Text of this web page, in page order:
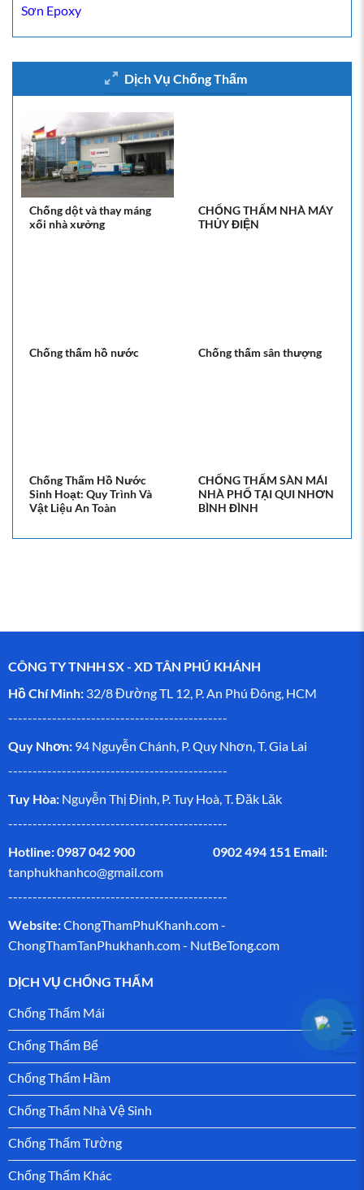
☰
Sơn Epoxy
Dịch Vụ Chống Thấm
Chống dột và thay máng
xối nhà xưởng
CHỐNG THẤM NHÀ MÁY
THỦY ĐIỆN
Chống thấm hồ nước Chống thấm sân thượng
Chống Thấm Hồ Nước
Sinh Hoạt: Quy Trình Và
Vật Liệu An Toàn
CHỐNG THẤM SÀN MÁI
NHÀ PHỐ TẠI QUI NHƠN
BÌNH ĐÌNH
CÔNG TY TNHH SX - XD TÂN PHÚ KHÁNH
Hồ Chí Minh: 32/8 Đường TL 12, P. An Phú Đông, HCM
---------------------------------------------
Quy Nhơn: 94 Nguyễn Chánh, P. Quy Nhơn, T. Gia Lai
---------------------------------------------
Tuy Hòa: Nguyễn Thị Định, P. Tuy Hoà, T. Đăk Lăk
---------------------------------------------
Hotline: 0987 042 900 0902 494 151 Email:
tanphukhanhco@gmail.com
---------------------------------------------
Website:ChongThamPhuKhanh.com -
ChongThamTanPhukhanh.com- NutBeTong.com
DỊCH VỤ CHỐNG THẤM
Chống Thấm Mái
Chống Thấm Bể
Chống Thấm Hầm
Chống Thấm Nhà Vệ Sinh
Chống Thấm Tường
Chống Thấm Khác